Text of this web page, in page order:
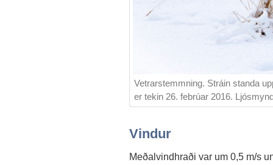
Vetrarstemmning. Stráin standa
er tekin 26. febrúar 2016.
Vindur
Meðalvindhraði var um 0,5 m/s